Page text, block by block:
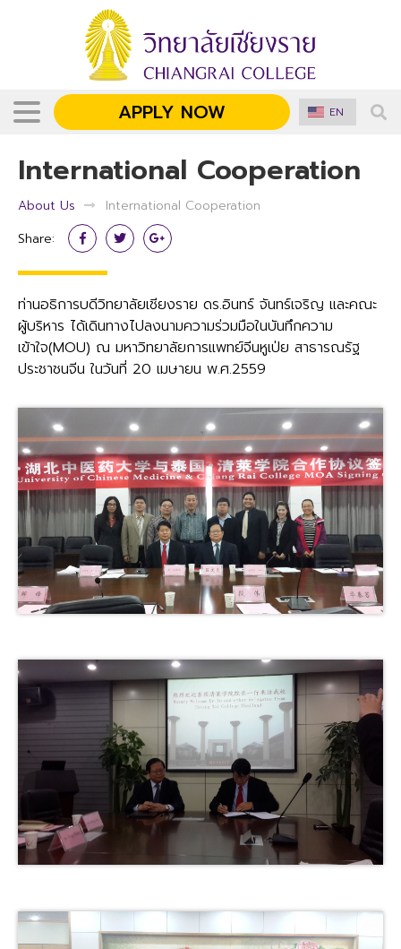
APPLY NOW EN
International Cooperation
About Us
International Cooperation
Share:
ท่านอธิการบดีวิทยาลัยเชียงราย ดร.อินทร์ จันทร์เจริญ และคณะ
ผู้บริหาร ได้เดินทางไปลงนามความร่วมมือในบันทึกความ
เข้าใจ(MOU) ณ มหาวิทยาลัยการแพทย์จีนหูเป่ย สาธารณรัฐ
ประชาชนจีน ในวันที่ 20 เมษายน พ.ศ.2559